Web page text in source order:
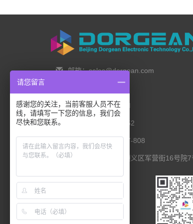
邮箱：sales@dorgean.com
电话：0l0-5286777I
手机：138 1111 I452
传真：0I0-8235l027-808
联系地址：北京市顺义区军营街16号院
请您留言
感谢您的关注，当前客服人员不在
线，请填写一下您的信息，我们会
尽快和您联系。